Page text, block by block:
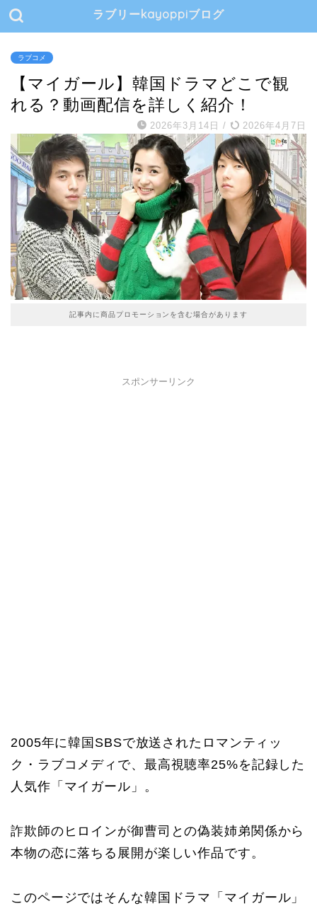
ラブリーkayoppiブログ
ラブコメ
【マイガール】韓国ドラマどこで観
れる？動画配信を詳しく紹介！
2026年3月14日 / 2026年4月7日
記事内に商品プロモーションを含む場合があります
スポンサーリンク
2005年に韓国SBSで放送されたロマンティッ
ク・ラブコメディで、最高視聴率25%を記録した
人気作「マイガール」。
詐欺師のヒロインが御曹司との偽装姉弟関係から
本物の恋に落ちる展開が楽しい作品です。
このページではそんな韓国ドラマ「マイガール」